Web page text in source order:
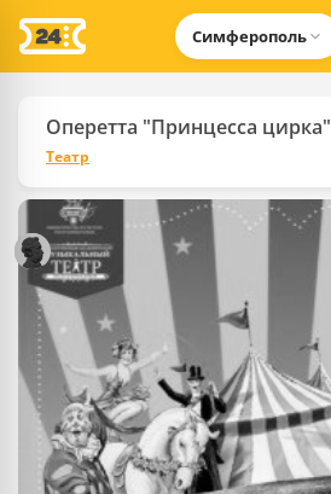
Симферополь
Оперетта "Принцесса цирка"
Театр